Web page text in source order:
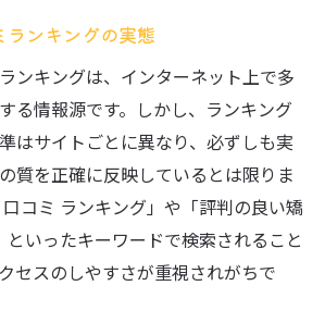
口コミに見る患者の本音評価
の対応と雰囲気で満足度が変わる
科を見極めたい人へ
判と認定医の信頼性を比較
選びで重要な説明の分かりやすさ
で選ばない歯科医院の選定基準
分かる歯科の対応力と症例数
ンキングの実態
ンキングは、インターネット上で多
る情報源です。しかし、ランキング
はサイトごとに異なり、必ずしも実
質を正確に反映しているとは限りま
コミ ランキング」や「評判の良い矯
いったキーワードで検索されること
セスのしやすさが重視されがちで